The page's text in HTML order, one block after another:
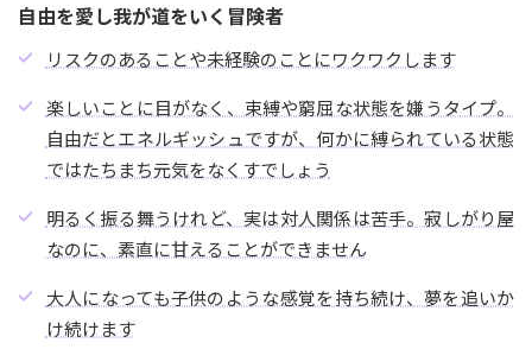
自由を愛し我が道をいく冒険者
リスクのあることや未経験のことにワクワクします
楽しいことに目がなく、束縛や窮屈な状態を嫌うタイプ。
自由だとエネルギッシュですが、何かに縛られている状態
ではたちまち元気をなくすでしょう
明るく振る舞うけれど、実は対人関係は苦手。寂しがり屋
なのに、素直に甘えることができません
大人になっても子供のような感覚を持ち続け、夢を追いか
け続けます